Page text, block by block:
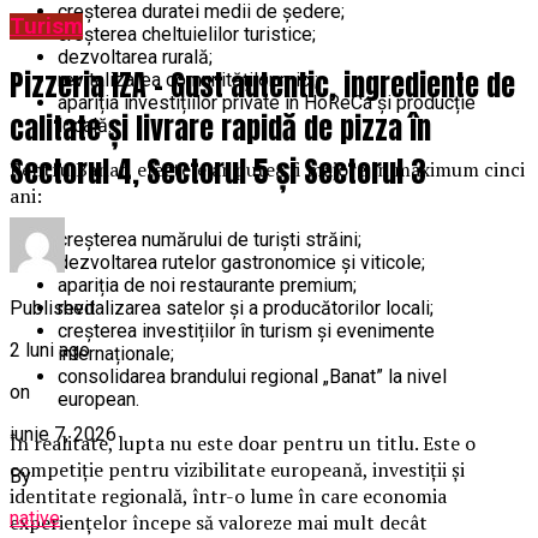
creșterea duratei medii de ședere;
creșterea cheltuielilor turistice;
dezvoltarea rurală;
revitalizarea comunităților mici;
apariția investițiilor private în HoReCa și producție
locală.
Pentru Banat, efectele ar putea fi majore în maximum cinci
ani:
creșterea numărului de turiști străini;
dezvoltarea rutelor gastronomice și viticole;
apariția de noi restaurante premium;
revitalizarea satelor și a producătorilor locali;
creșterea investițiilor în turism și evenimente
internaționale;
consolidarea brandului regional „Banat” la nivel
european.
În realitate, lupta nu este doar pentru un titlu. Este o
competiție pentru vizibilitate europeană, investiții și
identitate regională, într-o lume în care economia
experiențelor începe să valoreze mai mult decât
Turism
Pizzeria IZA – Gust autentic, ingrediente de
calitate și livrare rapidă de pizza în
Sectorul 4, Sectorul 5 și Sectorul 3
Published
2 luni ago
on
iunie 7, 2026
By
native